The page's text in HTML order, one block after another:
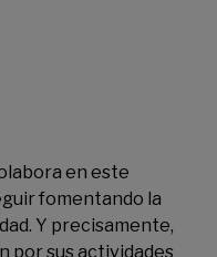
en este
fomentando la
Y precisamente,
por sus actividades